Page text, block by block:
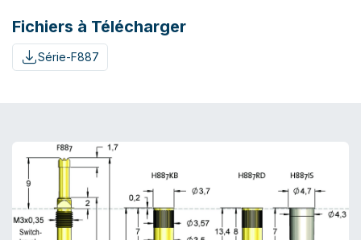
Fichiers à Télécharger
Série-F887